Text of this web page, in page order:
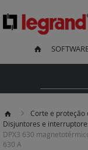
Corte e proteção
Disjuntores e
DPX3 630
630 A